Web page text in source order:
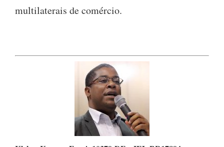
multilaterais de comércio.